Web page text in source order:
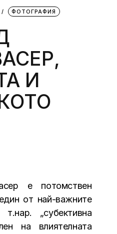
ФОТОГРАФИЯ
И
е потомствен
от най-важните
„субективна
на влиятелната